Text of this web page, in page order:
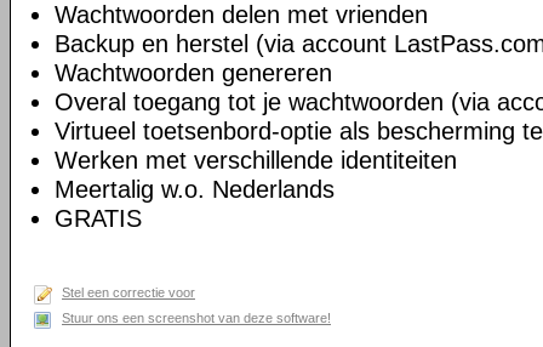
Wachtwoorden delen met vrienden
Backup en herstel (via account
Wachtwoorden genereren
Overal toegang tot je wachtwoorden (via
Virtueel toetsenbord-optie als bescherming
Werken met verschillende identiteiten
Meertalig w.o. Nederlands
GRATIS
Stel een correctie voor
Stuur ons een screenshot van deze software!